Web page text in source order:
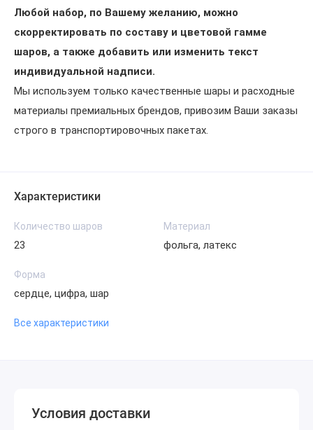
Любой набор, по Вашему желанию, можно
скорректировать по составу и цветовой гамме
шаров, а также добавить или изменить текст
индивидуальной надписи.
Мы используем только качественные шары и расходные
материалы премиальных брендов, привозим Ваши заказы
строго в транспортировочных пакетах.
Характеристики
Количество шаров
23
Материал
фольга, латекс
Форма
сердце, цифра, шар
Все характеристики
Условия доставки